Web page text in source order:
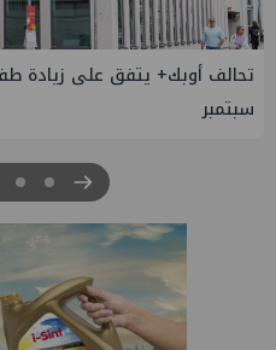
إسدال الستار على النسخة
والصناعة 2026" بنجاح